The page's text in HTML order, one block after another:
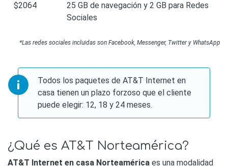
$2064
25 GB de navegación y 2 GB para Redes
Sociales
*Las redes sociales incluidas son Facebook, Messenger, Twitter y WhatsApp
Todos los paquetes de AT&T Internet en
casa tienen un plazo forzoso que el cliente
puede elegir: 12, 18 y 24 meses.
¿Qué es AT&T Norteamérica?
AT&T Internet en casa Norteamérica es una modalidad